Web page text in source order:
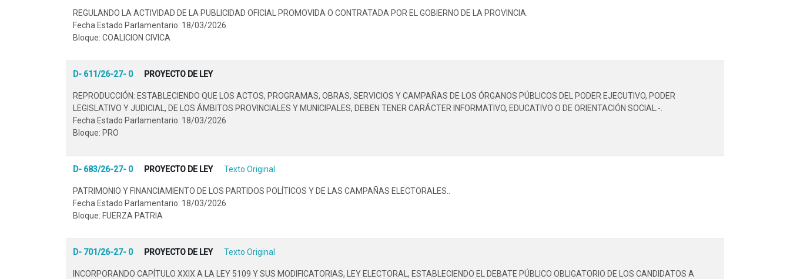
REGULANDO LA ACTIVIDAD DE LA PUBLICIDAD OFICIAL PROMOVIDA O CONTRATADA POR EL GOBIERNO DE LA PROVINCIA.
Fecha Estado Parlamentario: 18/03/2026
Bloque: COALICION CIVICA
D- 611/26-27- 0 PROYECTO DE LEY
REPRODUCCIÓN: ESTABLECIENDO QUE LOS ACTOS, PROGRAMAS, OBRAS, SERVICIOS Y CAMPAÑAS DE LOS ÓRGANOS PÚBLICOS DEL PODER EJECUTIVO, PODER
LEGISLATIVO Y JUDICIAL, DE LOS ÁMBITOS PROVINCIALES Y MUNICIPALES, DEBEN TENER CARÁCTER INFORMATIVO, EDUCATIVO O DE ORIENTACIÓN SOCIAL.-.
Fecha Estado Parlamentario: 18/03/2026
Bloque: PRO
D- 683/26-27- 0 PROYECTO DE LEY Texto Original
PATRIMONIO Y FINANCIAMIENTO DE LOS PARTIDOS POLÍTICOS Y DE LAS CAMPAÑAS ELECTORALES..
Fecha Estado Parlamentario: 18/03/2026
Bloque: FUERZA PATRIA
D- 701/26-27- 0 PROYECTO DE LEY Texto Original
INCORPORANDO CAPÍTULO XXIX A LA LEY 5109 Y SUS MODIFICATORIAS, LEY ELECTORAL, ESTABLECIENDO EL DEBATE PÚBLICO OBLIGATORIO DE LOS CANDIDATOS A